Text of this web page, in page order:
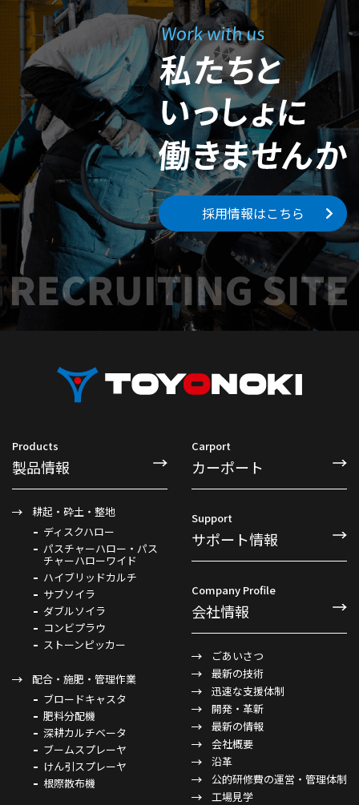
採用情報はこちら
Products
製品情報
耕起・砕土・整地
ディスクハロー
パスチャーハロー・パス
チャーハローワイド
ハイブリッドカルチ
サブソイラ
ダブルソイラ
コンビプラウ
ストーンピッカー
配合・施肥・管理作業
ブロードキャスタ
肥料分配機
深耕カルチベータ
ブームスプレーヤ
けん引スプレーヤ
根際散布機
Carport
カーポート
Support
サポート情報
Company Profile
会社情報
ごあいさつ
最新の技術
迅速な支援体制
開発・革新
最新の情報
会社概要
沿革
公的研修費の運営・管理体制
工場見学